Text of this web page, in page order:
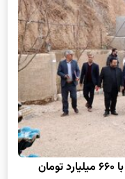
افتتاح ۱۸ طرح شاخص حوزه گردشگری با ۶۶۰ میلیارد تومان